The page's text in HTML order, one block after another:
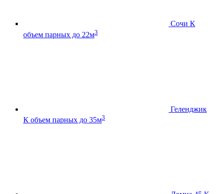
Сочи К
объем парных до 22м3
Геленджик
К объем парных до 35м3